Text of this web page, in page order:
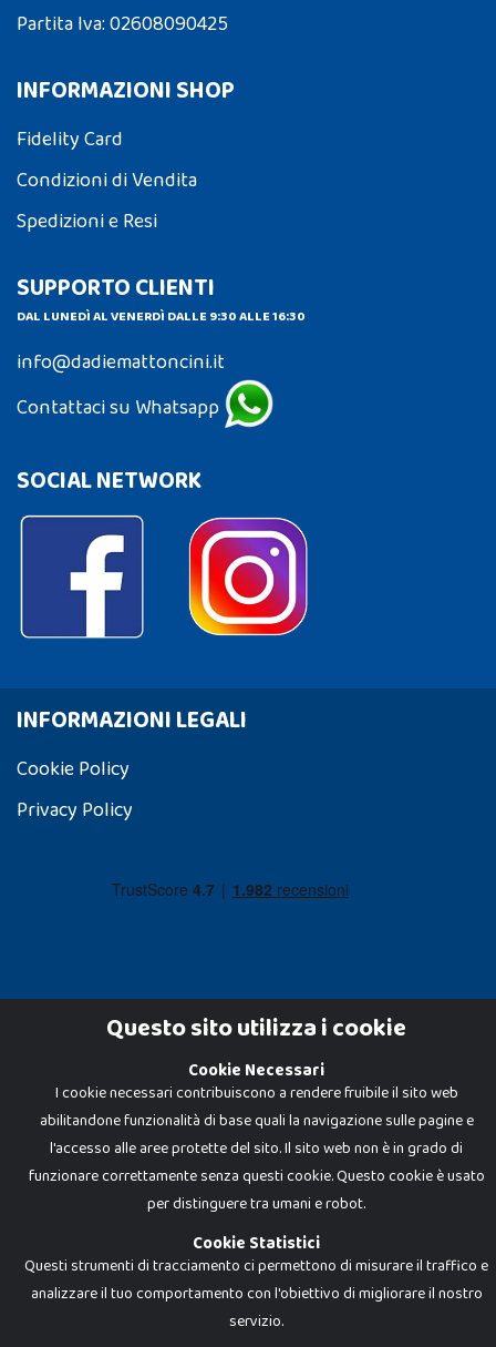
Partita Iva: 02608090425
INFORMAZIONI SHOP
Fidelity Card
Condizioni di Vendita
Spedizioni e Resi
SUPPORTO CLIENTI
DAL LUNEDÌ AL VENERDÌ DALLE 9:30 ALLE 16:30
info@dadiemattoncini.it
Contattaci su Whatsapp
SOCIAL NETWORK
INFORMAZIONI LEGALI
Cookie Policy
Privacy Policy
Dadi e Mattoncini è un brand di Giocabene Srl. Ogni riproduzione o utilizzo non
espressamente autorizzato è severamente vietato. Tutti i loghi, marchi,
brand elencati nel presente shop sono di proprietà dei rispettivi titolari.
I prezzi e le promozioni pubblicate potrebbero differire da quanto esposto in
negozio.
Giocabene Srl - via della Posta 8, 20123 Milano (MI)
P.IVA 02608090425 - REA AN201199 - C.S. 10.000 i.v.
Questo sito utilizza i cookie
Cookie Necessari
I cookie necessari contribuiscono a rendere fruibile il sito web
abilitandone funzionalità di base quali la navigazione sulle pagine e
l'accesso alle aree protette del sito. Il sito web non è in grado di
funzionare correttamente senza questi cookie. Questo cookie è usato
per distinguere tra umani e robot.
Cookie Statistici
Questi strumenti di tracciamento ci permettono di misurare il traffico e
analizzare il tuo comportamento con l'obiettivo di migliorare il nostro
servizio.